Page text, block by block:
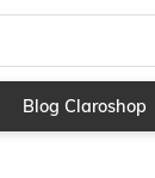
Blog Claroshop